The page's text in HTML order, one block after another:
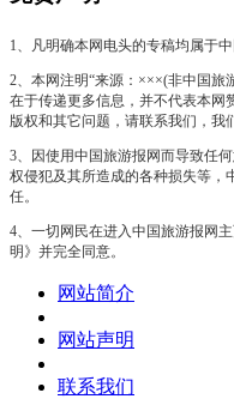
1、凡明确本网电头的专稿均属于
2、本网注明“来源：×××(非中国旅
在于传递更多信息，并不代表本网
版权和其它问题，请联系我们，我
3、因使用中国旅游报网而导致任
权侵犯及其所造成的各种损失等，
任。
4、一切网民在进入中国旅游报网
明》并完全同意。
网站简介
网站声明
联系我们